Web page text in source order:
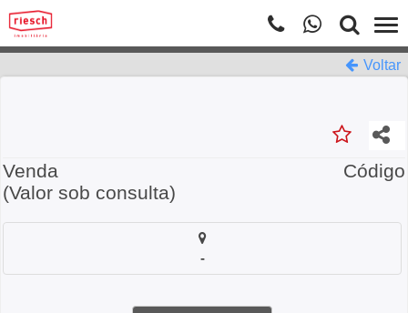
Voltar
Venda
(Valor sob consulta)
Código
-